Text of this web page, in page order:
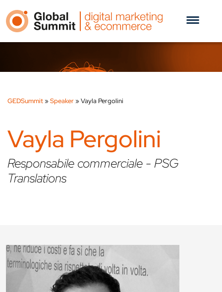
GEDSummit»Speaker»Vayla Pergolini
Vayla Pergolini
Responsabile commerciale - PSG
Translations